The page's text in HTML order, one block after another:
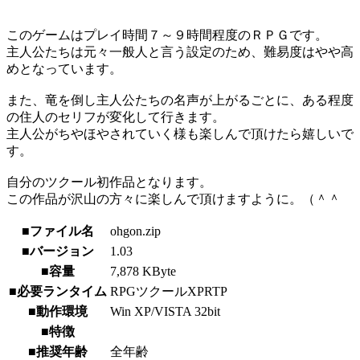
このゲームはプレイ時間７～９時間程度のＲＰＧです。
主人公たちは元々一般人と言う設定のため、難易度はやや高
めとなっています。
また、竜を倒し主人公たちの名声が上がるごとに、ある程度
の住人のセリフが変化して行きます。
主人公がちやほやされていく様も楽しんで頂けたら嬉しいで
す。
自分のツクール初作品となります。
この作品が沢山の方々に楽しんで頂けますように。（＾＾
■ファイル名
ohgon.zip
■バージョン
1.03
■容量
7,878 KByte
■必要ランタイム RPGツクールXPRTP
■動作環境
Win XP/VISTA 32bit
■特徴
■推奨年齢
全年齢